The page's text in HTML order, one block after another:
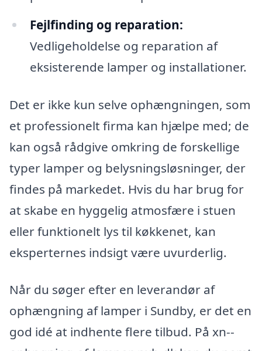
Fejlfinding og reparation:
Vedligeholdelse og reparation af
eksisterende lamper og installationer.
Det er ikke kun selve ophængningen, som
et professionelt firma kan hjælpe med; de
kan også rådgive omkring de forskellige
typer lamper og belysningsløsninger, der
findes på markedet. Hvis du har brug for
at skabe en hyggelig atmosfære i stuen
eller funktionelt lys til køkkenet, kan
eksperternes indsigt være uvurderlig.
Når du søger efter en leverandør af
ophængning af lamper i Sundby, er det en
god idé at indhente flere tilbud. På xn--